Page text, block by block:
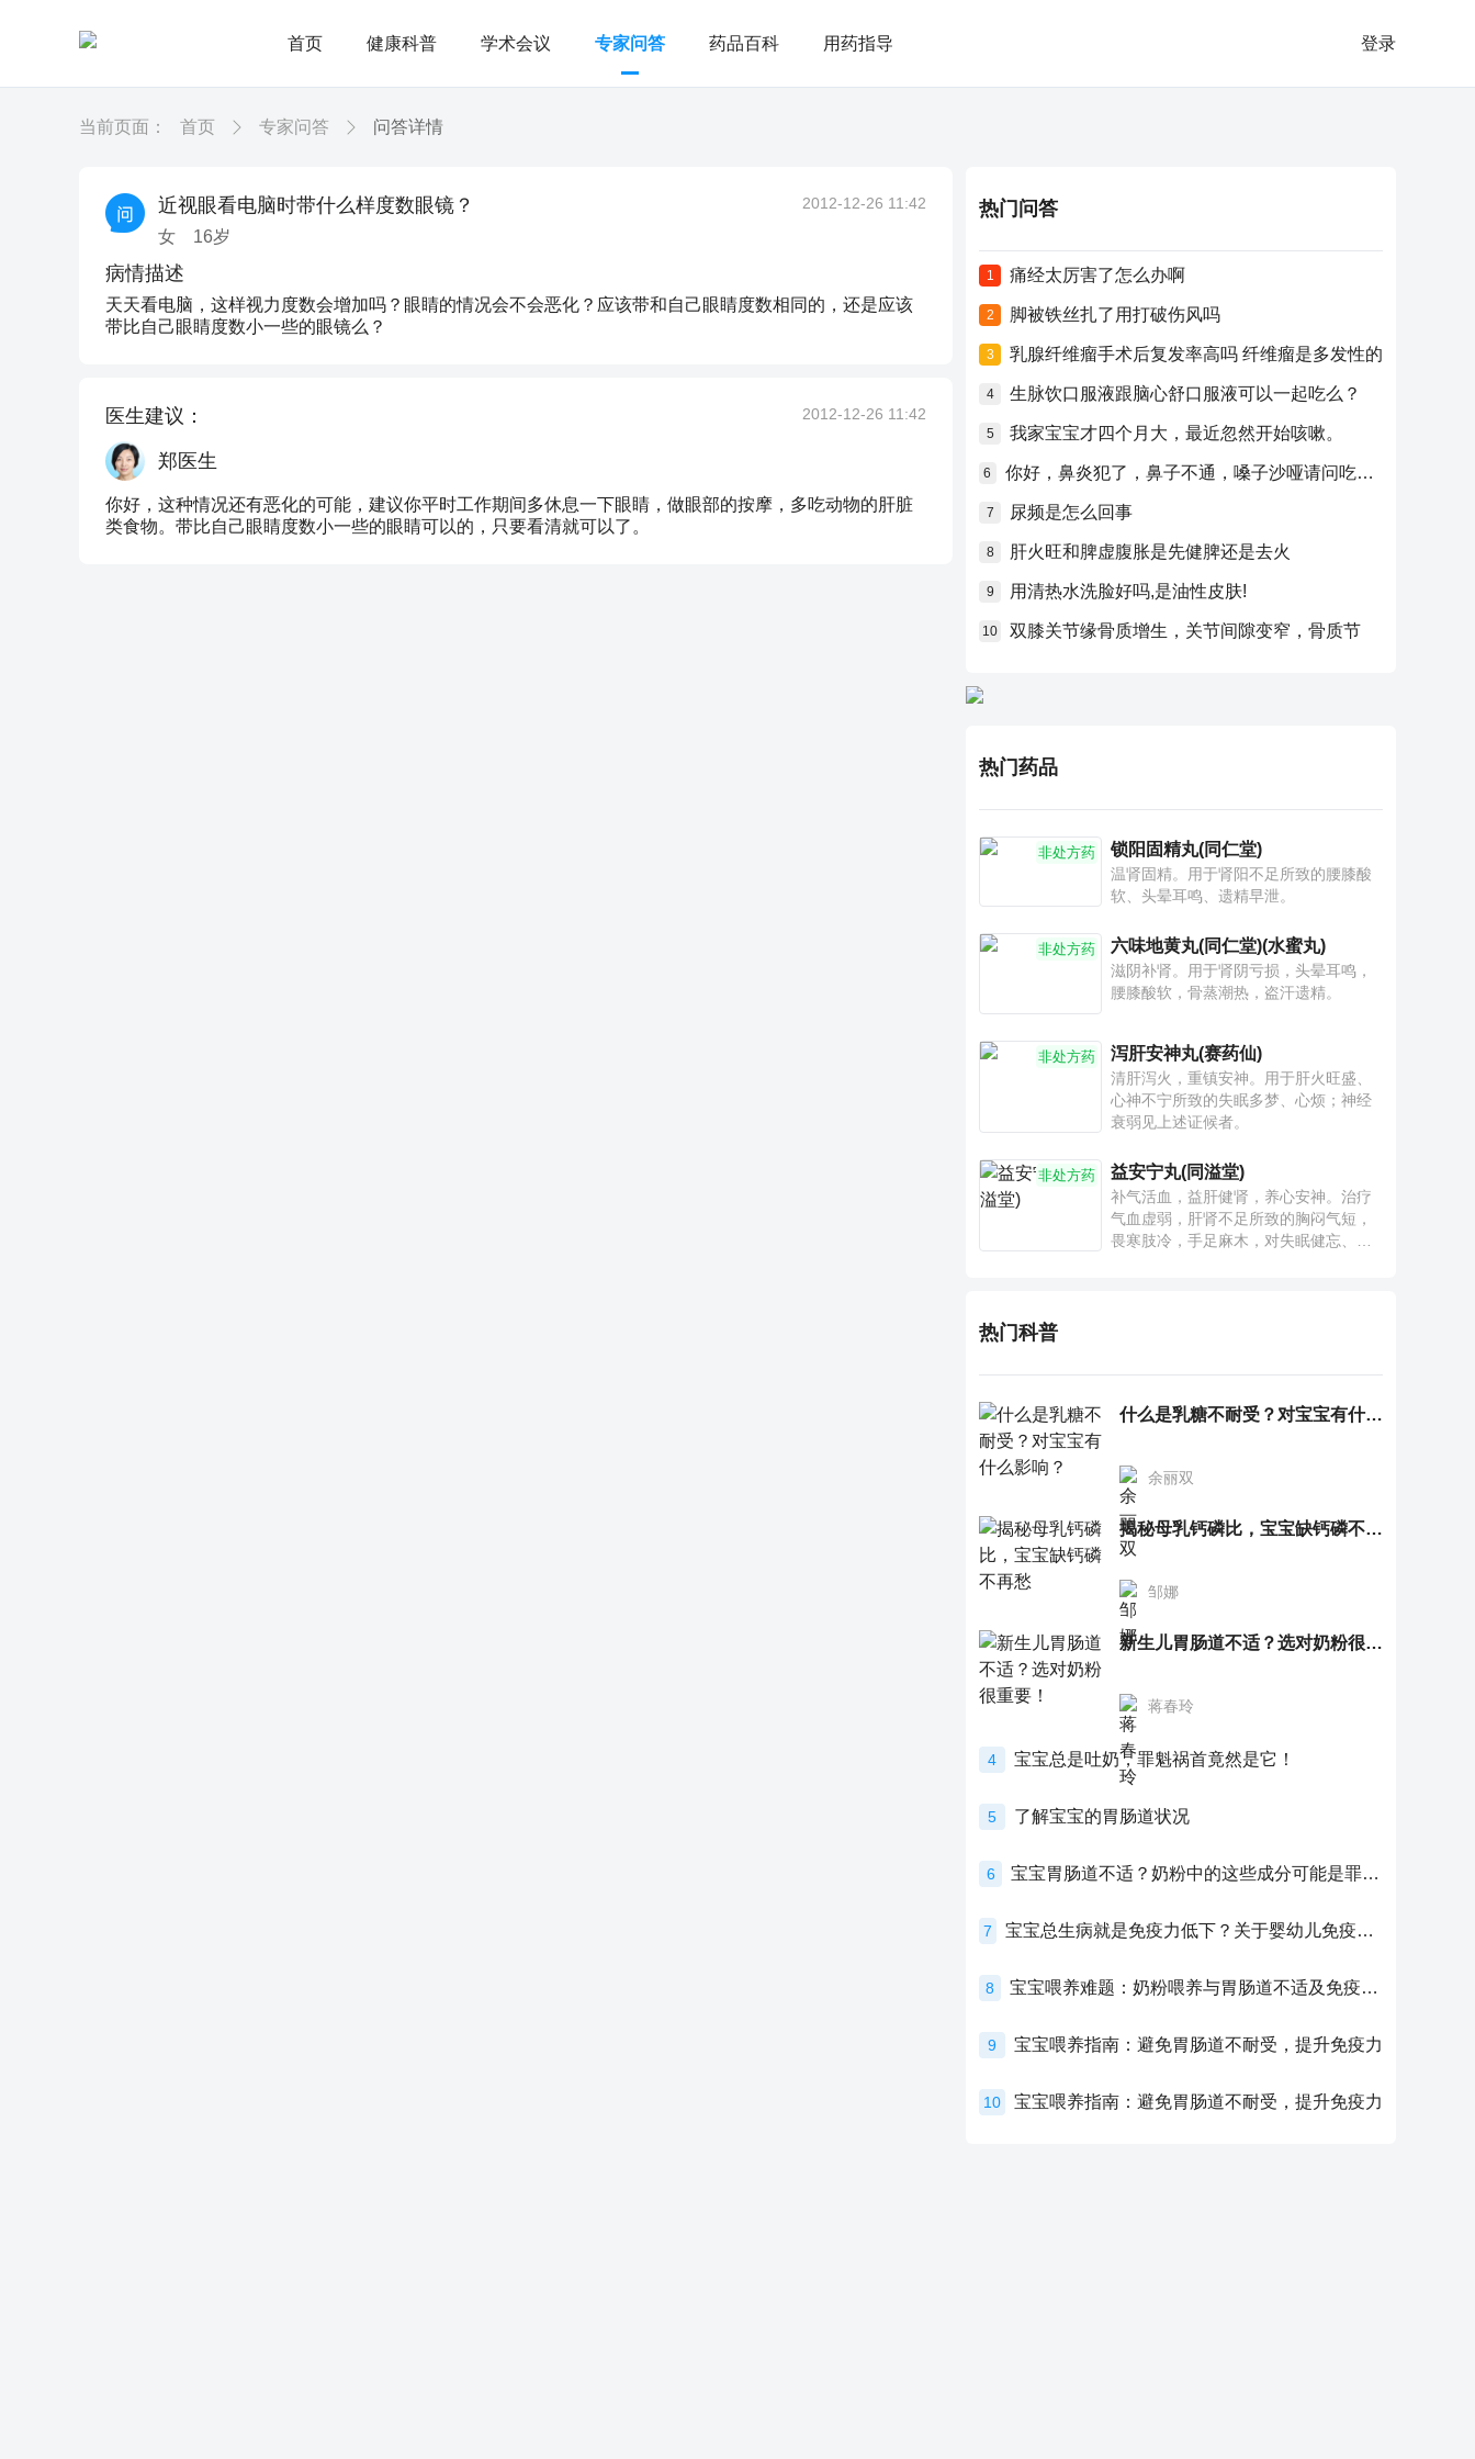
首页 健康科普 学术会议 专家问答 药品百科 用药指导 登录
当前页面： 首页 专家问答 问答详情
近视眼看电脑时带什么样度数眼镜？
女 16岁
2012-12-26 11:42
病情描述
天天看电脑，这样视力度数会增加吗？眼睛的情况会不会恶化？应该带和自己眼睛度数相同的，还是应该
带比自己眼睛度数小一些的眼镜么？
医生建议： 2012-12-26 11:42
郑医生
你好，这种情况还有恶化的可能，建议你平时工作期间多休息一下眼睛，做眼部的按摩，多吃动物的肝脏
类食物。带比自己眼睛度数小一些的眼睛可以的，只要看清就可以了。
热门问答
1 痛经太厉害了怎么办啊
2 脚被铁丝扎了用打破伤风吗
3 乳腺纤维瘤手术后复发率高吗 纤维瘤是多发性的
4 生脉饮口服液跟脑心舒口服液可以一起吃么？
5 我家宝宝才四个月大，最近忽然开始咳嗽。
6 你好，鼻炎犯了，鼻子不通，嗓子沙哑请问吃什么药比较好？
7 尿频是怎么回事
8 肝火旺和脾虚腹胀是先健脾还是去火
9 用清热水洗脸好吗,是油性皮肤!
10 双膝关节缘骨质增生，关节间隙变窄，骨质节
热门药品
非处方药 锁阳固精丸(同仁堂)
温肾固精。用于肾阳不足所致的腰膝酸
软、头晕耳鸣、遗精早泄。
非处方药 六味地黄丸(同仁堂)(水蜜丸)
滋阴补肾。用于肾阴亏损，头晕耳鸣，
腰膝酸软，骨蒸潮热，盗汗遗精。
非处方药 泻肝安神丸(赛药仙)
清肝泻火，重镇安神。用于肝火旺盛、
心神不宁所致的失眠多梦、心烦；神经
衰弱见上述证候者。
非处方药 益安宁丸(同溢堂)
补气活血，益肝健肾，养心安神。治疗
气血虚弱，肝肾不足所致的胸闷气短，
畏寒肢冷，手足麻木，对失眠健忘、神
热门科普
什么是乳糖不耐受？对宝宝有什么影响？
余丽双
揭秘母乳钙磷比，宝宝缺钙磷不再愁
邹娜
新生儿胃肠道不适？选对奶粉很重要！
蒋春玲
4 宝宝总是吐奶，罪魁祸首竟然是它！
5 了解宝宝的胃肠道状况
6 宝宝胃肠道不适？奶粉中的这些成分可能是罪魁祸首！
7 宝宝总生病就是免疫力低下？关于婴幼儿免疫力的真相，家长必须了解！
8 宝宝喂养难题：奶粉喂养与胃肠道不适及免疫力提升的奥秘
9 宝宝喂养指南：避免胃肠道不耐受，提升免疫力
10 宝宝喂养指南：避免胃肠道不耐受，提升免疫力